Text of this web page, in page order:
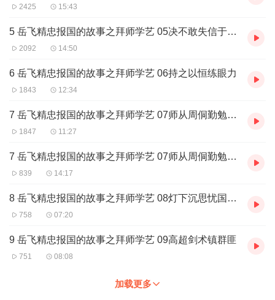
2425 15:43
5 岳飞精忠报国的故事之拜师学艺 05决不敢失信于知己
2092 14:50
6 岳飞精忠报国的故事之拜师学艺 06持之以恒练眼力
1843 12:34
7 岳飞精忠报国的故事之拜师学艺 07师从周侗勤勉用功（上)
1847 11:27
7 岳飞精忠报国的故事之拜师学艺 07师从周侗勤勉用功（下）
839 14:17
8 岳飞精忠报国的故事之拜师学艺 08灯下沉思忧国忧民
758 07:20
9 岳飞精忠报国的故事之拜师学艺 09高超剑术镇群匪
751 08:08
加载更多